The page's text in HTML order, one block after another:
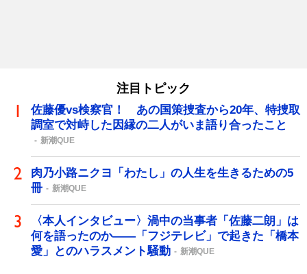
注目トピック
佐藤優vs検察官！ あの国策捜査から20年、特捜取
調室で対峙した因縁の二人がいま語り合ったこと
新潮QUE
肉乃小路ニクヨ「わたし」の人生を生きるための5
冊
新潮QUE
〈本人インタビュー〉渦中の当事者「佐藤二朗」は
何を語ったのか――「フジテレビ」で起きた「橋本
愛」とのハラスメント騒動
新潮QUE